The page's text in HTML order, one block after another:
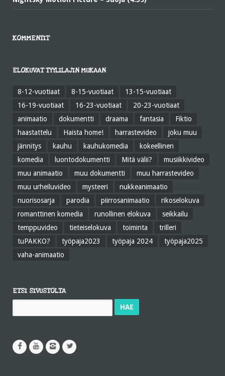
KOMMENTIT
ELOKUVAT TYYLILAJIN MUKAAN
8-12-vuotiaat 8-15-vuotiaat
13-15-vuotiaat
16-19-vuotiaat
16-23-vuotiaat
20-23-vuotiaat
animaatio
dokumentti draama fantasia
Fiktio
haastattelu
Haista home! harrastevideo
joku muu
jännitys
kauhu kauhukomedia
kokeellinen
komedia
luontodokumentti Mitä välii?
musiikkivideo
muu animaatio
muu dokumentti
muu harrastevideo
muu urheiluvideo
mysteeri
nukkeanimaatio
nuorisosarja
parodia piirrosanimaatio
rikoselokuva
romanttinen komedia
runollinen elokuva
seikkailu
temppuvideo
tieteiselokuva toiminta
trilleri
tuPAKKO?
työpaja2023 työpaja 2024
työpaja2025
vaha-animaatio
ETSI SIVUSTOLTA